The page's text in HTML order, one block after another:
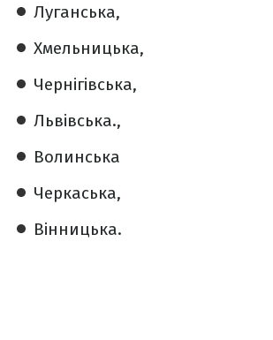
Луганська,
Хмельницька,
Чернігівська,
Львівська.,
Волинська
Черкаська,
Вінницька.